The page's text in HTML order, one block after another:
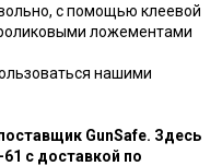
с помощью клеевой
ложементами
нашими
GunSafe. Здесь
с доставкой по